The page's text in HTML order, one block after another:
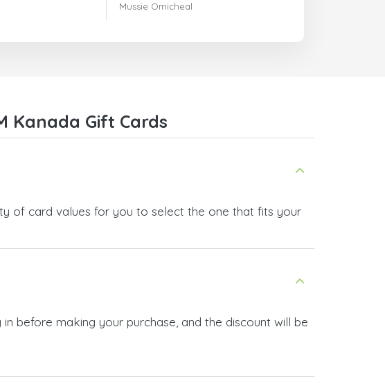
Mussie Omicheal
Kanada Gift Cards
of card values for you to select the one that fits your
before making your purchase, and the discount will be